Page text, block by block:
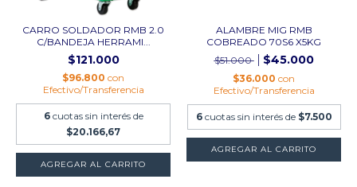
CARRO SOLDADOR RMB 2.0
C/BANDEJA HERRAMI...
$121.000
$96.800 con
Efectivo/Transferencia
6 cuotas sin interés de
$20.166,67
ALAMBRE MIG RMB
COBREADO 70S6 X5KG
$51.000
$45.000
$36.000 con
Efectivo/Transferencia
6 cuotas sin interés de $7.500
AGREGAR AL CARRITO